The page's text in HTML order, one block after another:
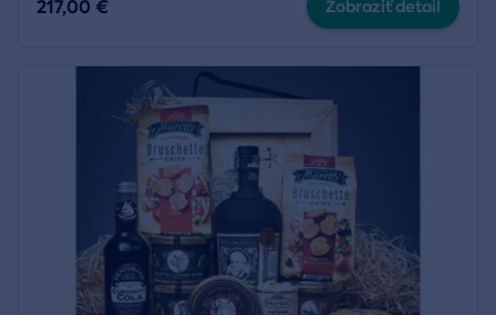
217,00 € Zobraziť detail